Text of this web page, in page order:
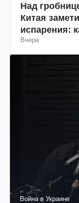
Над
Китая
испарения:
Вчера
Война в Украине